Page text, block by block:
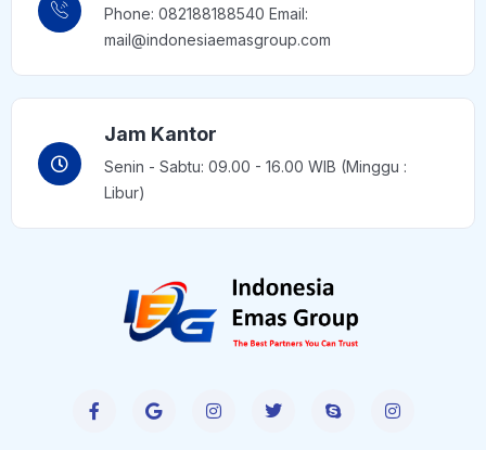
Phone: 082188188540 Email:
mail@indonesiaemasgroup.com
Jam Kantor
Senin - Sabtu: 09.00 - 16.00 WIB (Minggu :
Libur)